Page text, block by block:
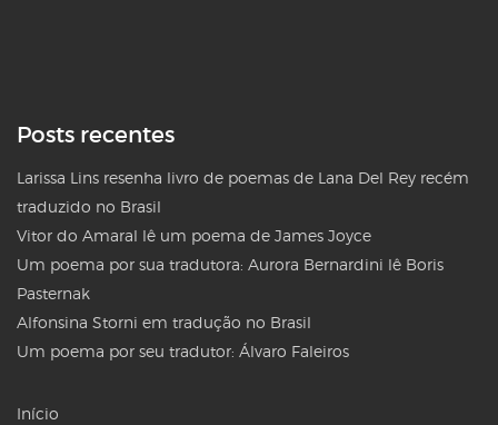
Posts recentes
Larissa Lins resenha livro de poemas de Lana Del Rey recém
traduzido no Brasil
Vitor do Amaral lê um poema de James Joyce
Um poema por sua tradutora: Aurora Bernardini lê Boris
Pasternak
Alfonsina Storni em tradução no Brasil
Um poema por seu tradutor: Álvaro Faleiros
Início